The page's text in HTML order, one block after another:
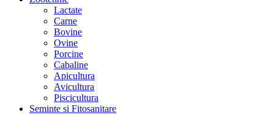
Lactate
Carne
Bovine
Ovine
Porcine
Cabaline
Apicultura
Avicultura
Piscicultura
Seminte si Fitosanitare